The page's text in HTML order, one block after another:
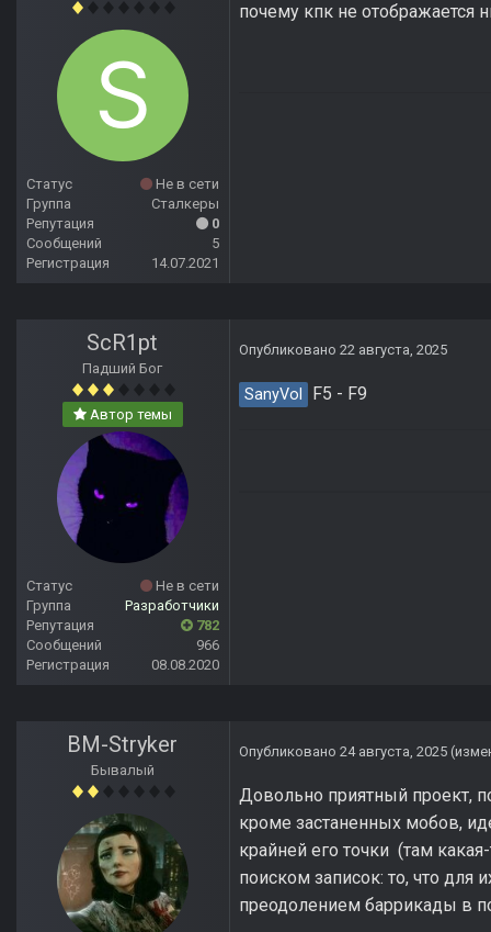
Статус
Не в сети
Группа
Сталкеры
Репутация
0
Сообщений
5
Регистрация
14.07.2021
почему кпк не отображается
ScR1pt
Падший Бог
Автор темы
Статус
Не в сети
Группа
Разработчики
Репутация
782
Сообщений
966
Регистрация
08.08.2020
Опубликовано 22 августа, 2025
SanyVol F5 - F9
BM-Stryker
Бывалый
Опубликовано 24 августа, 2025
Довольно приятный проект,
кроме застаненных мобов,
крайней его точки (там
поиском записок: то, что для
преодолением баррикады в